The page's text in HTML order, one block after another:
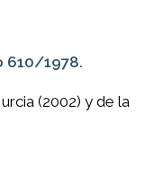
610/1978.
(2002) y de la